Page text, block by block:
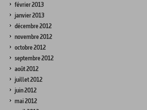
février 2013
janvier 2013
décembre 2012
novembre 2012
octobre 2012
septembre 2012
août 2012
juillet 2012
juin 2012
mai 2012